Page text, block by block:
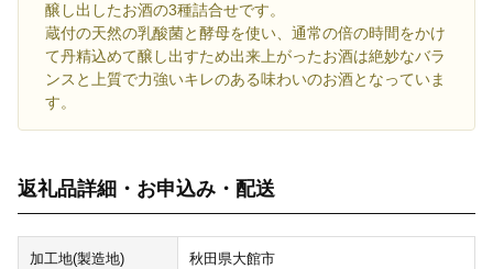
醸し出したお酒の3種詰合せです。
蔵付の天然の乳酸菌と酵母を使い、通常の倍の時間をかけ
て丹精込めて醸し出すため出来上がったお酒は絶妙なバラ
ンスと上質で力強いキレのある味わいのお酒となっていま
す。
返礼品詳細・お申込み・配送
加工地(製造地) 秋田県大館市